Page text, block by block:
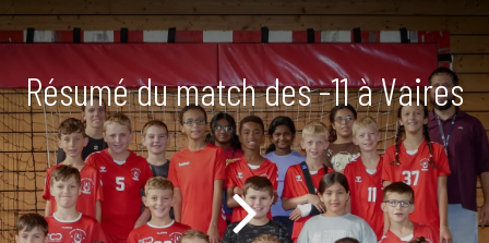
Résumé du match des -11 à Vaires